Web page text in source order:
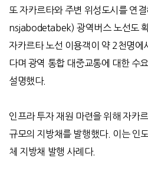
또 자카르타와 주변 위성도시를 연
nsjabodetabek) 광역버스 노선도
자카르타 노선 이용객이 약 2천명에
다며 광역 통합 대중교통에 대한 수
설명했다.
인프라 투자 재원 마련을 위해 자카
규모의 지방채를 발행했다. 이는 인
체 지방채 발행 사례다.